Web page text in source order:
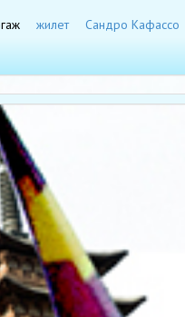
жилет Сандро Кафассо